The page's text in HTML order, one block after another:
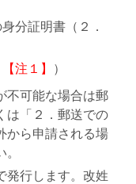
分証明書（２．
【注１】
）
不可能な場合は郵
は「２．郵送での
から申請される場
発行します。改姓